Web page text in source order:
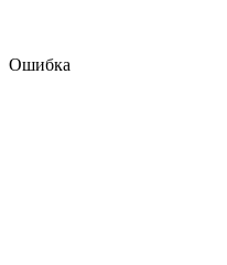
Ошибка